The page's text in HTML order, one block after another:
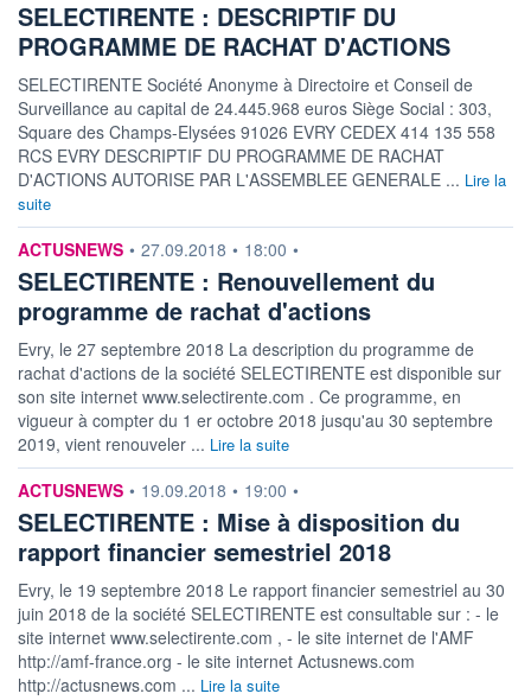
SELECTIRENTE : DESCRIPTIF DU
PROGRAMME DE RACHAT D'ACTIONS
SELECTIRENTE Société Anonyme à Directoire et Conseil de
Surveillance au capital de 24.445.968 euros Siège Social : 303,
Square des Champs-Elysées 91026 EVRY CEDEX 414 135 558
RCS EVRY DESCRIPTIF DU PROGRAMME DE RACHAT
D'ACTIONS AUTORISE PAR L'ASSEMBLEE GENERALE ... Lire la
suite
information fournie par
ACTUSNEWS • 27.09.2018 • 18:00 •
SELECTIRENTE : Renouvellement du
programme de rachat d'actions
Evry, le 27 septembre 2018 La description du programme de
rachat d'actions de la société SELECTIRENTE est disponible sur
son site internet www.selectirente.com . Ce programme, en
vigueur à compter du 1 er octobre 2018 jusqu'au 30 septembre
2019, vient renouveler ... Lire la suite
information fournie par
ACTUSNEWS • 19.09.2018 • 19:00 •
SELECTIRENTE : Mise à disposition du
rapport financier semestriel 2018
Evry, le 19 septembre 2018 Le rapport financier semestriel au 30
juin 2018 de la société SELECTIRENTE est consultable sur : - le
site internet www.selectirente.com , - le site internet de l'AMF
http://amf-france.org - le site internet Actusnews.com
http://actusnews.com ... Lire la suite